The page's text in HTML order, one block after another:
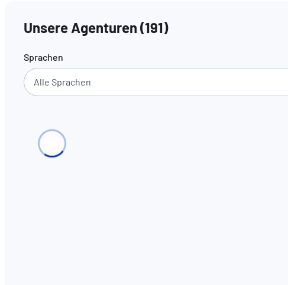
Unsere Agenturen (191)
Sprachen
Alle Sprachen